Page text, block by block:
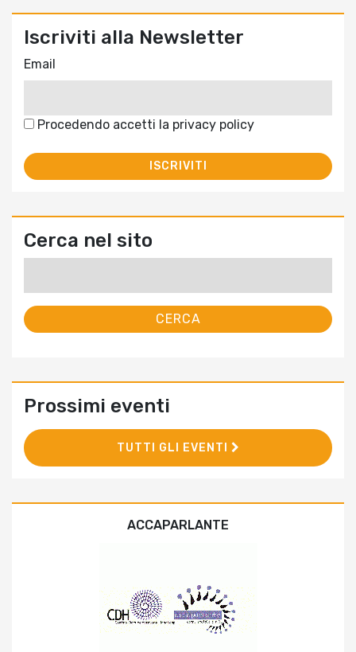
Iscriviti alla Newsletter
Email
Procedendo accetti la privacy policy
Cerca nel sito
Prossimi eventi
TUTTI GLI EVENTI
ACCAPARLANTE